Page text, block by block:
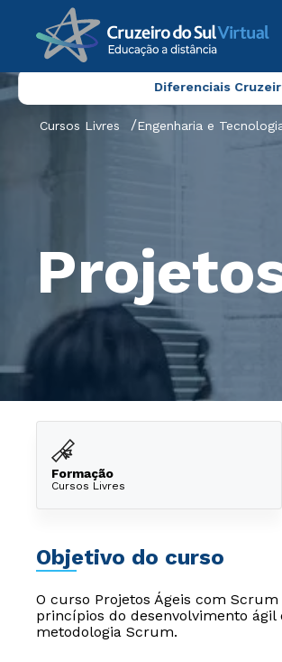
Diferenciais
Cursos Livres Engenharia e
Formação
Cursos Livres
Objetivo do curso
O curso Projetos Ágeis com
princípios do desenvolvimento
metodologia Scrum.